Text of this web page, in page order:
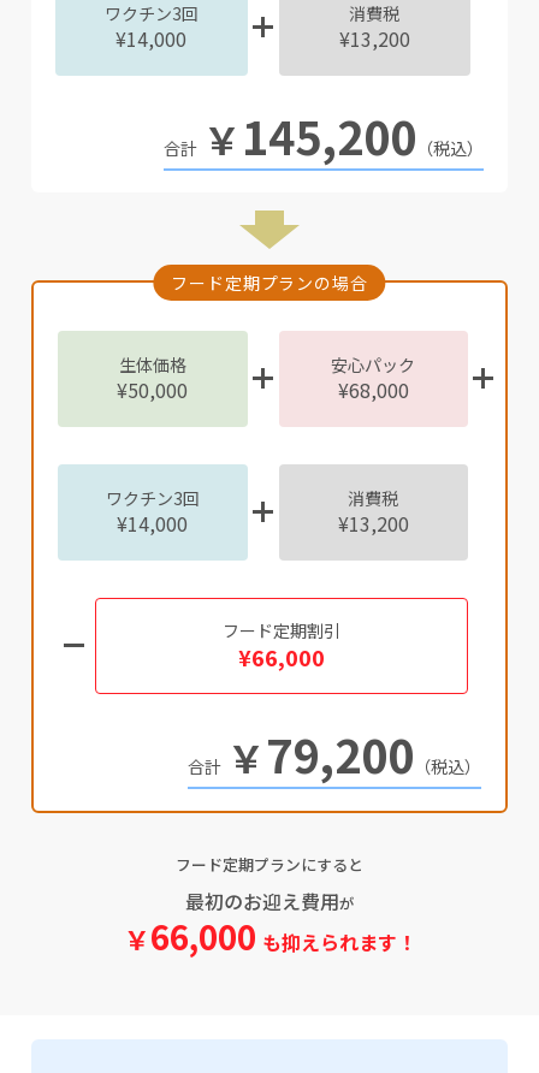
ワクチン3回
¥14,000
消費税
¥13,200
￥145,200 （税込）
フード定期プランの場合
生体価格
¥50,000
安心パック
¥68,000
ワクチン3回
¥14,000
消費税
¥13,200
フード定期割引
¥66,000
￥79,200 （税込）
フード定期プランにすると
最初のお迎え費用が
￥66,000 も抑えられます！